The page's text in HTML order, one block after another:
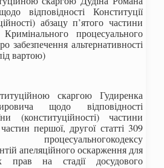
відповідності Конституції
абзацу п’ятого частини
процесуального
забезпечення альтернативності
вартою)
скаргою Гудиренка
щодо відповідності
(конституційності) частини
першої, другої статті 309
процесуальногокодексу
апеляційного оскарження для
прав на стадії досудового